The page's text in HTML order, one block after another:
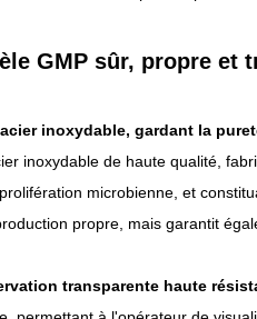
GMP sûr, propre et
inoxydable, gardant la
inoxydable de haute qualité,
microbienne, et
propre, mais garantit
transparente haute